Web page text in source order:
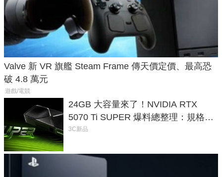
Valve 新 VR 旗艦 Steam Frame 傳天價定價、最高恐
破 4.8 萬元
遊戲/電競
24GB 大容量來了！NVIDIA RTX
5070 Ti SUPER 爆料總整理：規格、
功耗、上市時間
3C新品